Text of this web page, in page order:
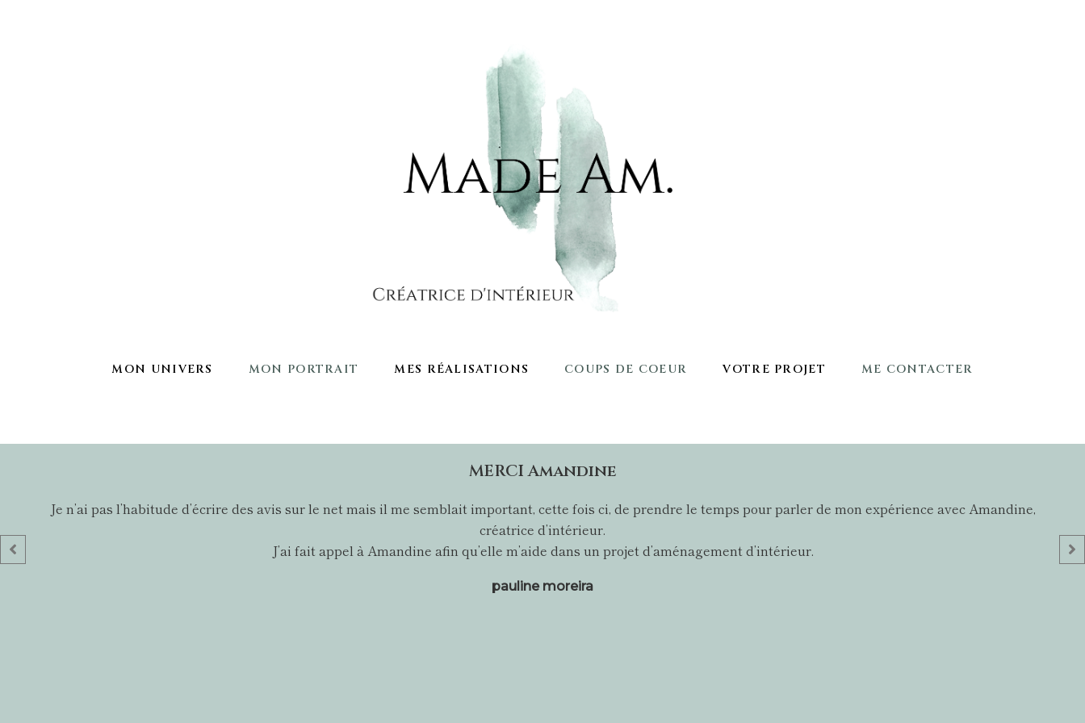
MON UNIVERS MON PORTRAIT MES RÉALISATIONS COUPS DE COEUR VOTRE PROJET ME CONTACTER
MERCI Amandine
Je n’ai pas l’habitude d’écrire des avis sur le net mais il me semblait important, cette fois ci, de prendre le temps pour parler de mon expérience avec Amandine,
créatrice d’intérieur.
J’ai fait appel à Amandine afin qu’elle m’aide dans un projet d’aménagement d’intérieur.
pauline moreira